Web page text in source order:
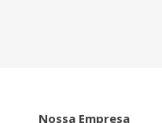
Nossa Empresa